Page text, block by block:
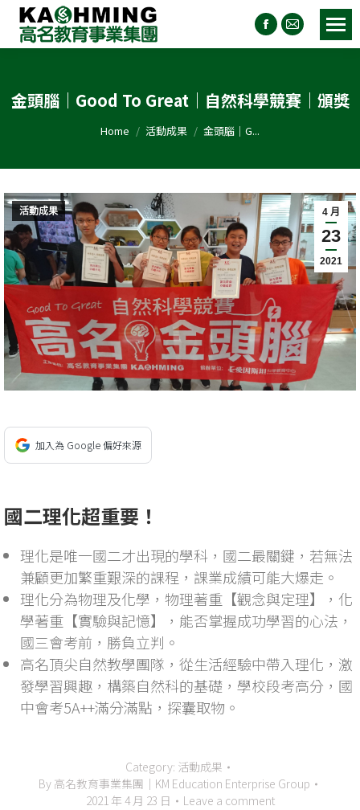
金頭腦｜Good To Great｜自然科學競賽｜頒獎
You are here:
Home 活動成果 金頭腦｜G...
4 月
23
2021
活動成果
加入為 Google 偏好來源
國二理化超重要！
理化是唯一國二才出現的學科，國二最關鍵，若無法
兼顧更加繁重艱深的課程，課業成績可能大爆走。
理化分為物理及化學，物理著重【觀念與定理】，化
學著重【實驗與記憶】，能否掌握成功學習的心法，
國三會考前，勝負立判。
高名頂尖自然教學團隊，從生活經驗中帶入理化，激
發學習興趣，構築自然科的基礎，學校段考高分，國
中會考5A++滿分滿點，探囊取物。
Category: 活動成果
By 高名教育事業集團｜KM Education Enterprise Group
2021 年 4 月 23 日
Leave a comment